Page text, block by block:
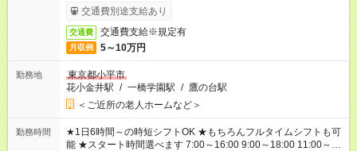
了次第のお支払いとなります。
交通費別途支給あり
交通費 交通費支給※規定有
月収例 5～10万円
勤務地
東京都小平市
花小金井駅 / 一橋学園駅 / 鷹の台駅
＜ご近所の老人ホームなど＞
勤務時間
★1日6時間～の時短シフトOK ★もちろんフルタイムシフトも可
能 ★スタート時間選べます 7:00～16:00 9:00～18:00 11:00～